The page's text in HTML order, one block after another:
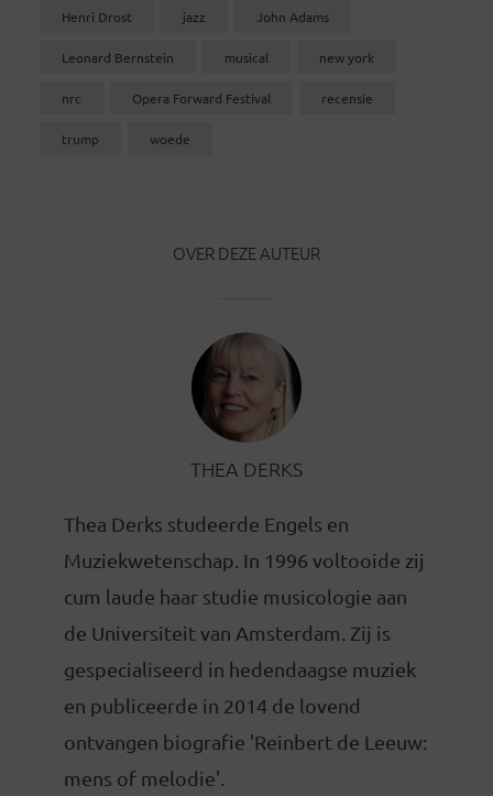
Henri Drost jazz John Adams
Leonard Bernstein musical new york
nrc Opera Forward Festival recensie
trump woede
OVER DEZE AUTEUR
THEA DERKS
Thea Derks studeerde Engels en
Muziekwetenschap. In 1996 voltooide zij
cum laude haar studie musicologie aan
de Universiteit van Amsterdam. Zij is
gespecialiseerd in hedendaagse muziek
en publiceerde in 2014 de lovend
ontvangen biografie 'Reinbert de Leeuw:
mens of melodie'.